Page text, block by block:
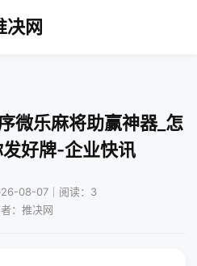
决网
微乐麻将助赢神器_怎
好牌-企业快讯
08-07｜阅读：3
：推决网